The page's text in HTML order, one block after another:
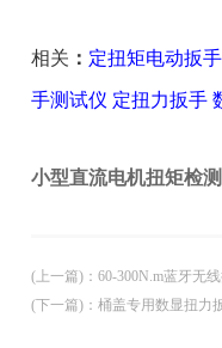
相关 ： 定扭矩电动扳
手测试仪 定扭力扳手
小型直流电机扭矩检
(上一篇) ： 60-300N.m蓝牙无
(下一篇) ： 桶盖专用数显扭力